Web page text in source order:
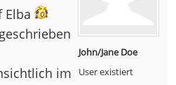
John/Jane Doe
User existiert
Elba
im